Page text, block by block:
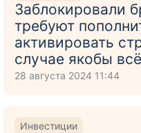
Заблокировали
требуют
активировать
случае якобы
28 августа 2024 11:44
Инвестиции